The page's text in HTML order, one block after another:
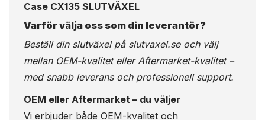
Case CX135 SLUTVÄXEL
Varför välja oss som din leverantör?
Beställ din slutväxel på slutvaxel.seoch välj
mellan OEM-kvalitet eller Aftermarket-kvalitet –
med snabb leverans och professionell support.
OEM eller Aftermarket – du väljer
Vi erbjuder både OEM-kvalitet och